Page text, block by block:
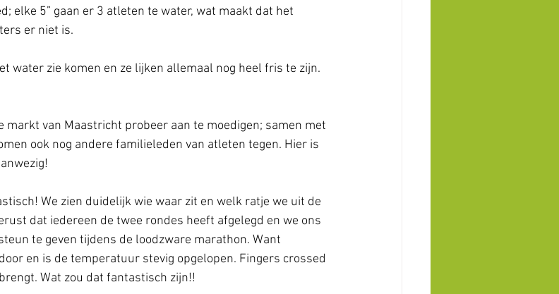
elke 5” gaan er 3 atleten te water, wat maakt dat het
er niet is.
water zie komen en ze lijken allemaal nog heel fris te zijn.
markt van Maastricht probeer aan te moedigen; samen met
ook nog andere familieleden van atleten tegen. Hier is
We zien duidelijk wie waar zit en welk ratje we uit de
dat iedereen de twee rondes heeft afgelegd en we ons
te geven tijdens de loodzware marathon. Want
en is de temperatuur stevig opgelopen. Fingers crossed
Wat zou dat fantastisch zijn!!